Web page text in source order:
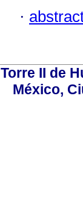
·
Torre II de
México,